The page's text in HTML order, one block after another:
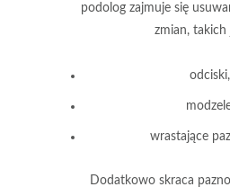
podolog zajmuje się
zmian, takich
odciski,
wrastające
Dodatkowo skraca